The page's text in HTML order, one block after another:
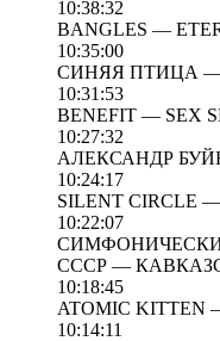
10:38:32
BANGLES —
10:35:00
СИНЯЯ ПТИЦА
10:31:53
BENEFIT — SEX
10:27:32
АЛЕКСАНДР
10:24:17
SILENT CIRCLE
10:22:07
СССР —
10:18:45
ATOMIC KITTEN
10:14:11